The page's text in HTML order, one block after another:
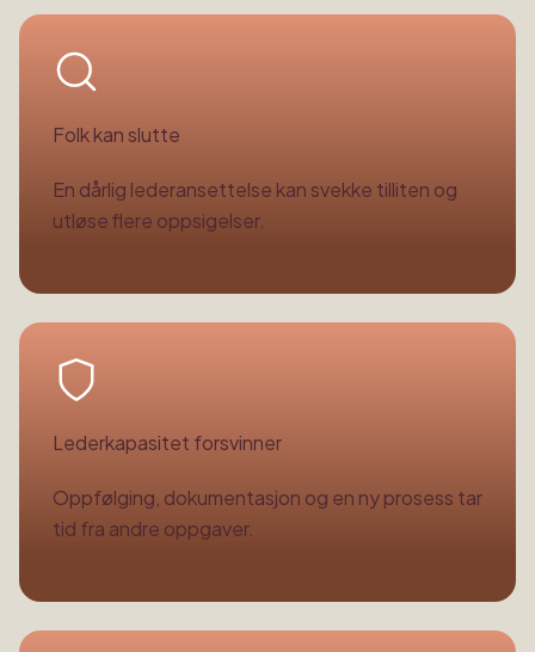
Folk kan slutte
En dårlig lederansettelse kan svekke tilliten og
utløse flere oppsigelser.
Lederkapasitet forsvinner
Oppfølging, dokumentasjon og en ny prosess tar
tid fra andre oppgaver.